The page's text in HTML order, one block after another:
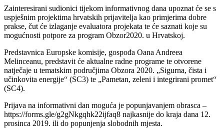
Zainteresirani sudionici tijekom informativnog dana upoznat će se s
uspješnim projektima hrvatskih prijavitelja kao primjerima dobre
prakse, čut će izlaganje evaluatora projekata te će saznati koje su
mogućnosti potpore za program Obzor2020. u Hrvatskoj.
Predstavnica Europske komisije, gospođa Oana Andreea
Melinceanu, predstavit će aktualne radne programe te otvorene
natječaje u tematskim područjima Obzora 2020. „Sigurna, čista i
učinkovita energije“ (SC3) te „Pametan, zeleni i integrirani promet“
(SC4).
Prijava na informativni dan moguća je popunjavanjem obrasca –
https://forms.gle/g2gNkgqhk22ijfaq8 najkasnije do kraja dana 12.
prosinca 2019. ili do popunjenja slobodnih mjesta.